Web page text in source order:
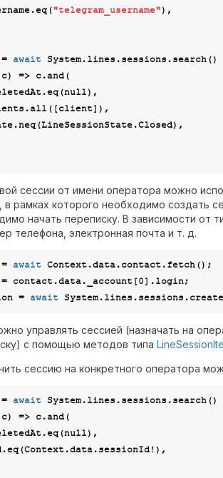
"telegram_username"),
await System.lines.sessions.search()
) => c.and(
null),
сессии от имени оператора можно
в рамках которого необходимо создать
начать переписку. В зависимости от
телефона, электронная почта и т. д.
await
contact.data._account[0
= await
управлять сессией (назначать на
с помощью методов типа
сессию на конкретного оператора
await System.lines.sessions.search()
) => c.and(
null),